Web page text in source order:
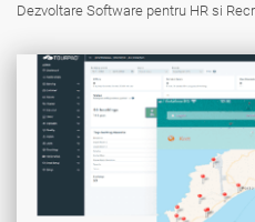
Dezvoltare Software pentru HR si